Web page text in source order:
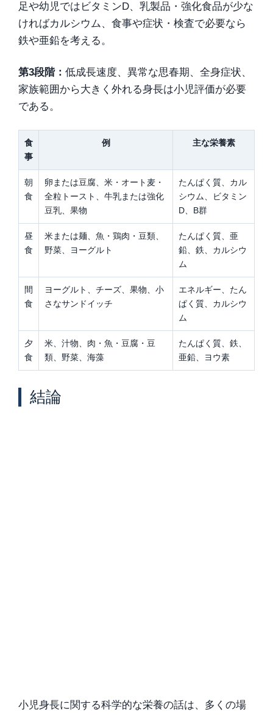
足や幼児ではビタミンD、乳製品・強化食品が少な
ければカルシウム、食事や症状・検査で必要なら
鉄や亜鉛を考える。
第3段階： 低成長速度、異常な思春期、全身症状、
家族範囲から大きく外れる身長は小児評価が必要
である。
食
事
例 主な栄養素
朝
食
卵または豆腐、米・オート麦・
全粒トースト、牛乳または強化
豆乳、果物
たんぱく質、カル
シウム、ビタミン
D、B群
昼
食
米または麺、魚・鶏肉・豆類、
野菜、ヨーグルト
たんぱく質、亜
鉛、鉄、カルシウ
ム
間
食
ヨーグルト、チーズ、果物、小
さなサンドイッチ
エネルギー、たん
ぱく質、カルシウ
ム
夕
食
米、汁物、肉・魚・豆腐・豆
類、野菜、海藻
たんぱく質、鉄、
亜鉛、ヨウ素
結論
小児身長に関する科学的な栄養の話は、多くの場